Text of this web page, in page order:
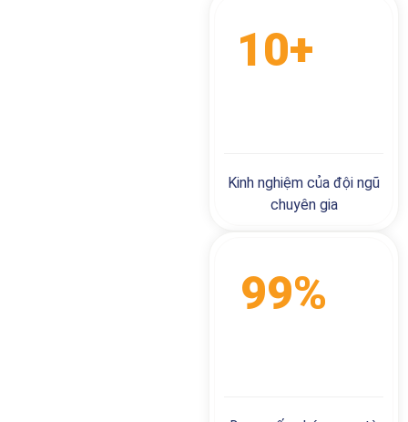
10+
Kinh nghiệm của đội ngũ
chuyên gia
99%